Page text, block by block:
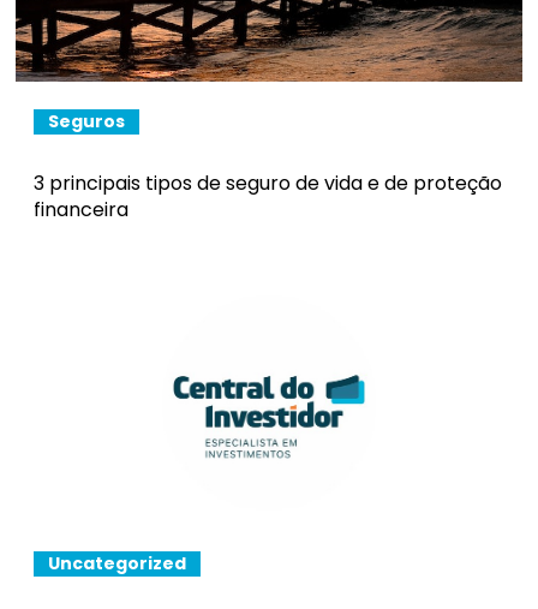
Seguros
3 principais tipos de seguro de vida e de proteção
financeira
Uncategorized